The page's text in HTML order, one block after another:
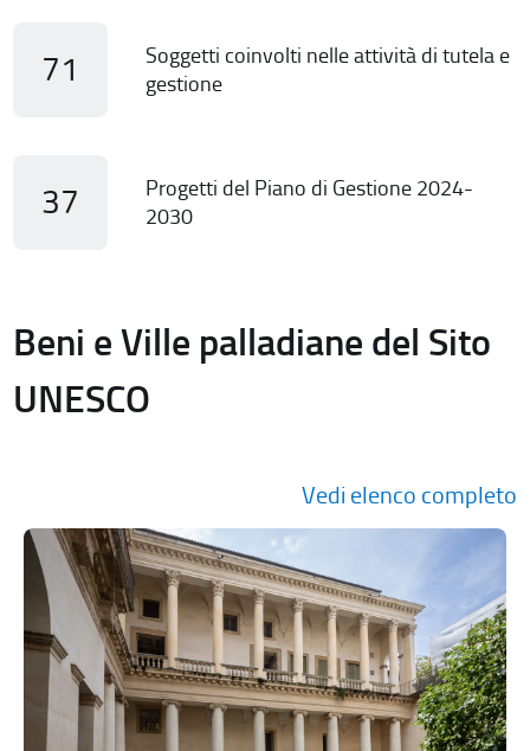
71
Soggetti coinvolti nelle attività di tutela e
gestione
37
Progetti del Piano di Gestione 2024-
2030
Beni e Ville palladiane del Sito
UNESCO
Vedi elenco completo